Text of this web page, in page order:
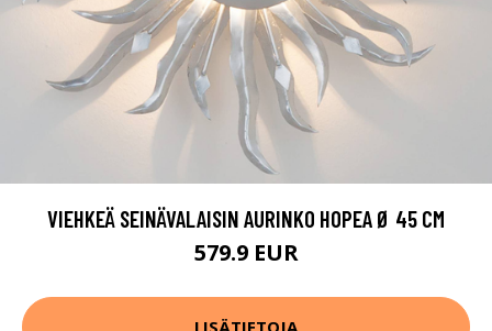
VIEHKEÄ SEINÄVALAISIN AURINKO HOPEA Ø 45 CM
579.9 EUR